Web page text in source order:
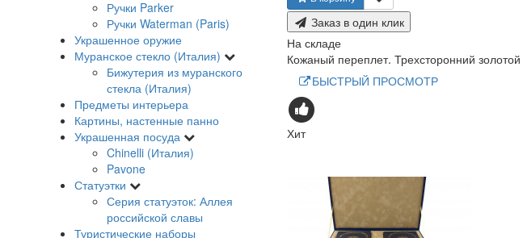
Ручки Parker
Ручки Waterman (Paris)
Украшенное оружие
Муранское стекло (Италия)
Бижутерия из муранского
стекла (Италия)
Предметы интерьера
Картины, настенные панно
Украшенная посуда
Chinelli (Италия)
Pavone
Статуэтки
Серия статуэток: Аллея
российской славы
Туристические наборы
Заказ в один клик
На складе
Кожаный переплет. Трехсторонний
БЫСТРЫЙ ПРОСМОТР
Хит